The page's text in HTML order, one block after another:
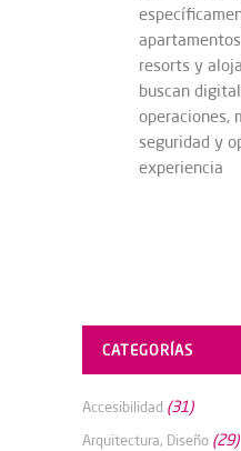
resorts y
buscan
operaciones,
seguridad y
experiencia
CATEGORÍAS
Accesibilidad (31)
Arquitectura, Diseño (29)